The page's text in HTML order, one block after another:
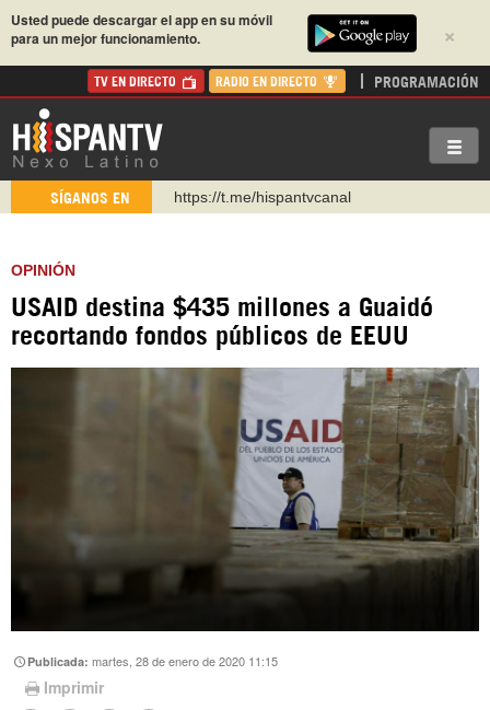
×
Usted puede descargar el app en su móvil
para un mejor funcionamiento.
TV EN DIRECTO RADIO EN DIRECTO PROGRAMACIÓN
SÍGANOS EN
https://urmedium.com/c/hispantv
https://www.facebook.com/Nexolatino.Canal
https://www.youtube.com/@nexo_latino
OPINIÓN
USAID destina $435 millones a Guaidó
recortando fondos públicos de EEUU
Publicada:martes, 28 de enero de 2020 11:15
Imprimir